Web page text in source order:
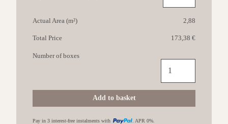
Actual Area (m²) 2,88
Total Price 173,38 €
The
room
Add to basket
Number of boxes
Pay in 3 interest-free instalments with . APR 0%.